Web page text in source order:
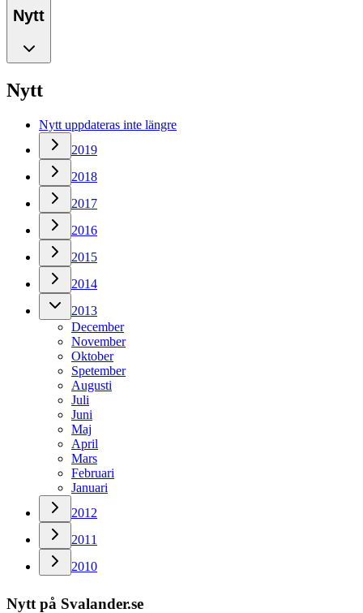
Nytt
Nytt
Nytt uppdateras inte längre
2019
2018
2017
2016
2015
2014
2013
December
November
Oktober
Spetember
Augusti
Juli
Juni
Maj
April
Mars
Februari
Januari
2012
2011
2010
Nytt på Svalander.se